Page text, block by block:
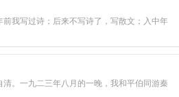
，堪如茫茫一片雾中。一阵
也读不懂人生。是蒙蔽在梦
番醉，一番浓，不愿醒来，不愿
我写过诗；后来不写诗了，写散文；入中年
。一九二三年八月的一晚，我和平伯同游秦